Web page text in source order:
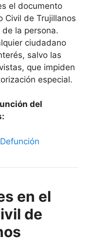
el documento
Civil de Trujillanos
la persona.
ciudadano
salvo las
que impiden
especial.
del
en el
de